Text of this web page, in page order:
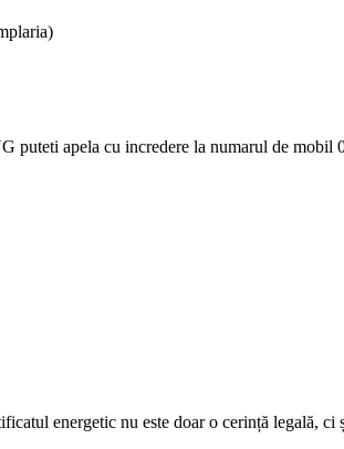
apela cu incredere la numarul de mobil
energetic nu este doar o cerință legală, ci